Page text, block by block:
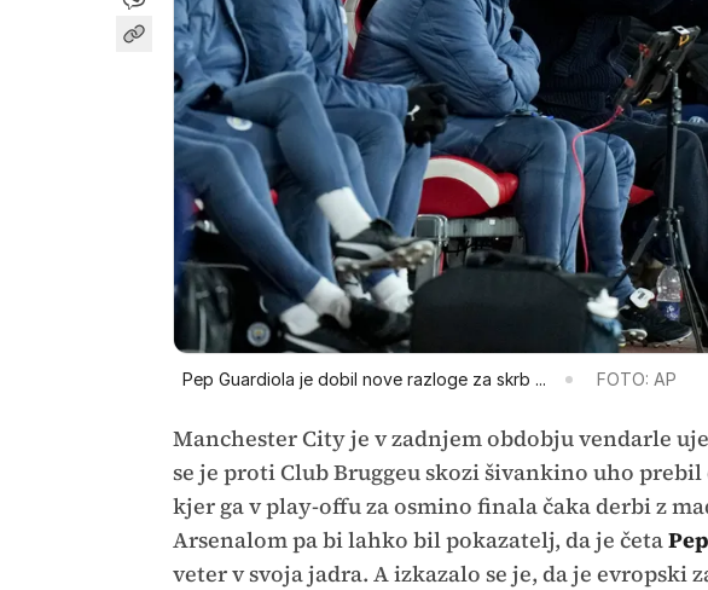
Pep Guardiola je dobil nove razloge za skrb ... FOTO: AP
Manchester City je v zadnjem obdobju vendarle
se je proti Club Bruggeu skozi šivankino uho
kjer ga v play-offu za osmino finala čaka derbi z
Arsenalom pa bi lahko bil pokazatelj, da je četa
veter v svoja jadra. A izkazalo se je, da je evropski